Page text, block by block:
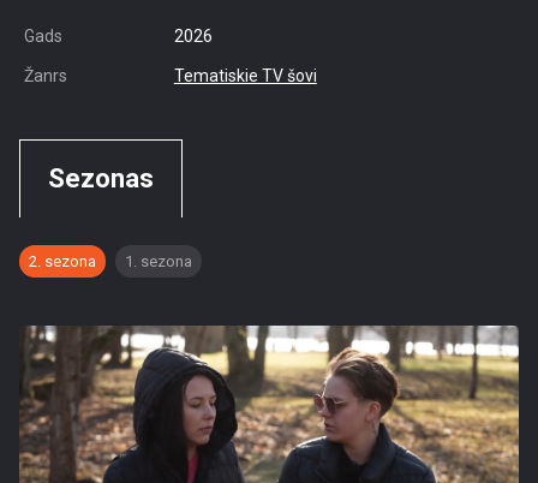
Gads 2026
Žanrs Tematiskie TV šovi
Sezonas
2. sezona 1. sezona